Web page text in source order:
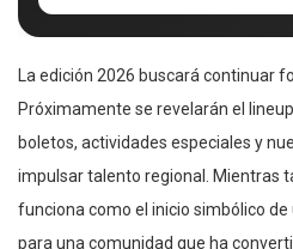
La edición 2026 buscará continuar
Próximamente se revelarán el
boletos, actividades especiales y
impulsar talento regional. Mientras
funciona como el inicio simbólico
para una comunidad que ha